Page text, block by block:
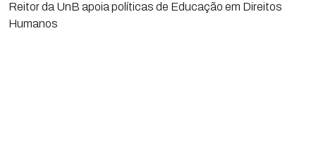
Reitor da UnB apoia políticas de Educação em Direitos
Humanos